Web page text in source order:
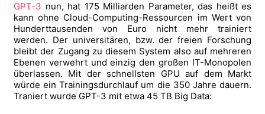
GPT-3 nun, hat 175 Milliarden Parameter, das heißt es
kann ohne Cloud-Computing-Ressourcen im Wert von
Hunderttausenden von Euro nicht mehr trainiert
werden. Der universitären, bzw. der freien Forschung
bleibt der Zugang zu diesem System also auf mehreren
Ebenen verwehrt und einzig den großen IT-Monopolen
überlassen. Mit der schnellsten GPU auf dem Markt
würde ein Trainingsdurchlauf um die 350 Jahre dauern.
Traniert wurde GPT-3 mit etwa 45 TB Big Data: